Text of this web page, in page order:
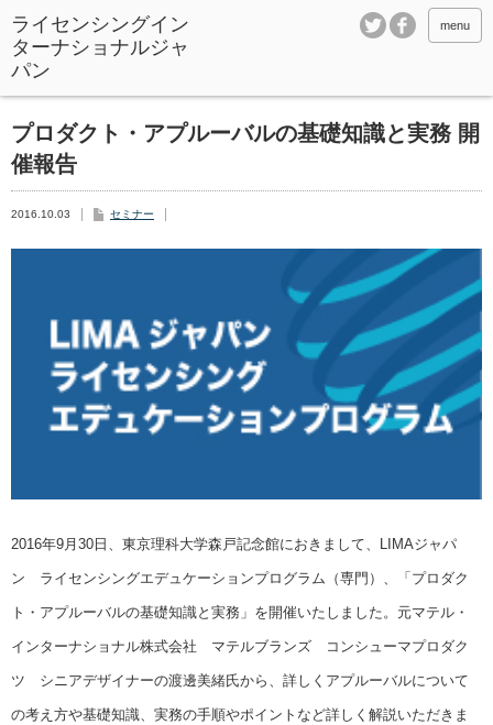
ライセンシングイン
ターナショナルジャ
パン
menu
プロダクト・アプルーバルの基礎知識と実務 開
催報告
2016.10.03 セミナー
2016年9月30日、東京理科大学森戸記念館におきまして、LIMAジャパ
ン ライセンシングエデュケーションプログラム（専門）、「プロダク
ト・アプルーバルの基礎知識と実務」を開催いたしました。元マテル・
インターナショナル株式会社 マテルブランズ コンシューマプロダク
ツ シニアデザイナーの渡邊美緒氏から、詳しくアプルーバルについて
の考え方や基礎知識、実務の手順やポイントなど詳しく解説いただきま